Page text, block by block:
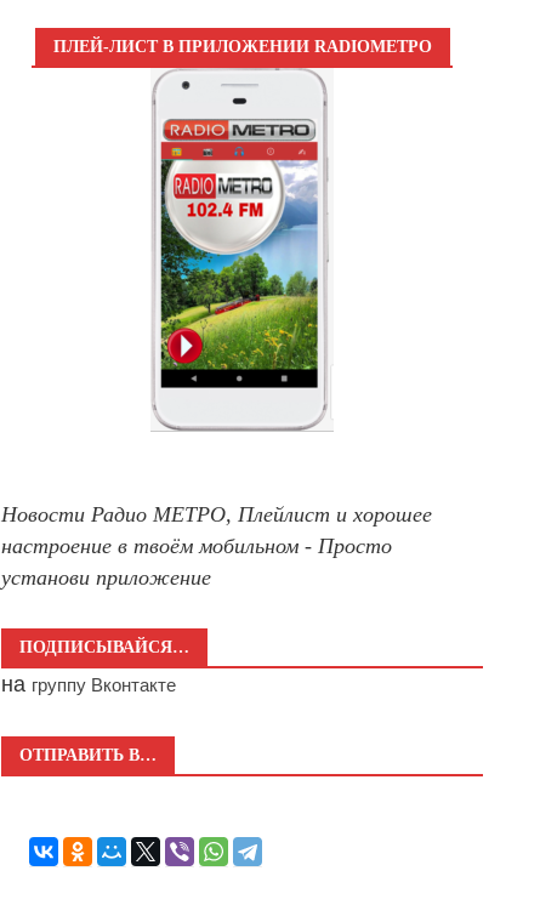
ПЛЕЙ-ЛИСТ В ПРИЛОЖЕНИИ RADIOМЕТРО
Новости Радио МЕТРО, Плейлист и хорошее
настроение в твоём мобильном - Просто
установи приложение
ПОДПИСЫВАЙСЯ…
на группу Вконтакте
ОТПРАВИТЬ В…